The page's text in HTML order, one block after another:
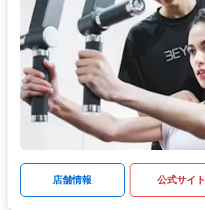
店舗情報 公式サイト